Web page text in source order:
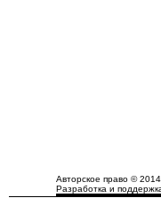
Авторское право ©
Разработка и